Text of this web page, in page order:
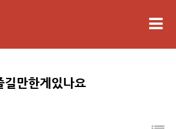
길만한게있나요